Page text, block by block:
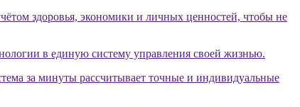
здоровья, экономики и личных ценностей, чтобы не
в единую систему управления своей жизнью.
за минуты рассчитывает точные и индивидуальные